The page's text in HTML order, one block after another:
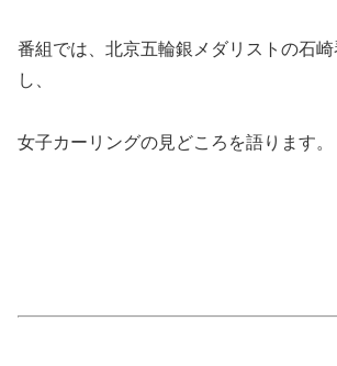
番組では、北京五輪銀メダリストの石
し、
女子カーリングの見どころを語ります。